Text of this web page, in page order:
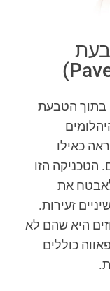
בתוך הטבעת
כאילו
הטכניקה הזו
את
זעירות.
היא שהם לא
כוללים